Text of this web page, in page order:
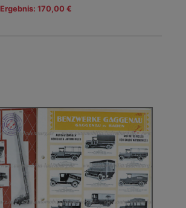
Ergebnis: 170,00 €